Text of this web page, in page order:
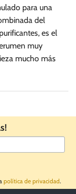
para una
del
es el
muy
mucho más
política de privacidad.